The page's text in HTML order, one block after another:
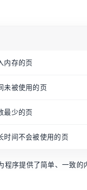
内存的页
未被使用的页
最少的页
时间不会被使用的页
序提供了简单、一致